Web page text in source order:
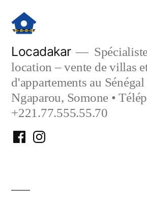
contenu
Locadakar
location – vente de villas
d'appartements au
Ngaparou, Somone •
+221.77.555.55.70
FacebookInstagram